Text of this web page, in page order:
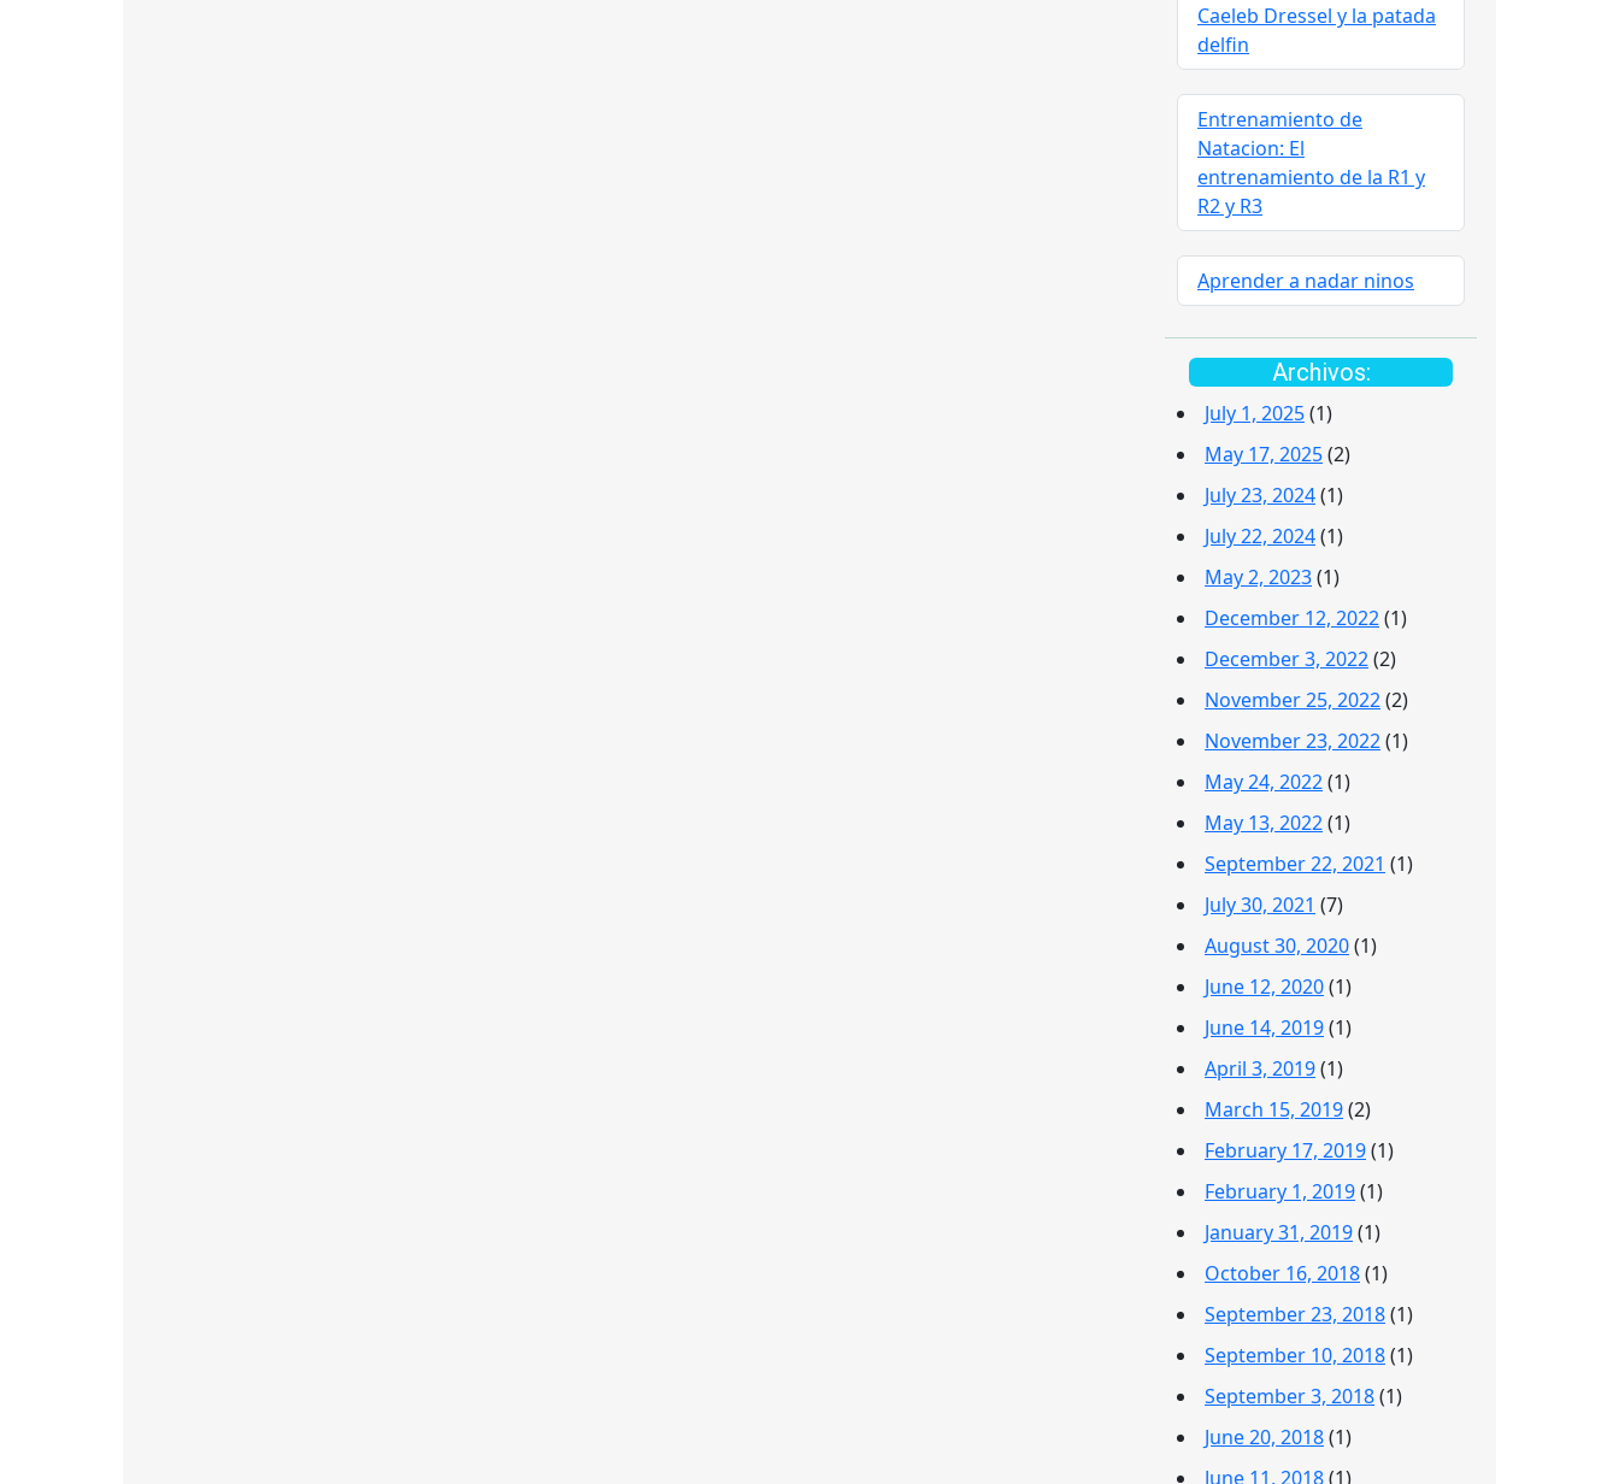
Caeleb Dressel y la patada
delfin
Entrenamiento de
Natacion: El
entrenamiento de la R1 y
R2 y R3
Aprender a nadar ninos
Archivos:
July 1, 2025(1)
May 17, 2025(2)
July 23, 2024(1)
July 22, 2024(1)
May 2, 2023(1)
December 12, 2022(1)
December 3, 2022(2)
November 25, 2022(2)
November 23, 2022(1)
May 24, 2022(1)
May 13, 2022(1)
September 22, 2021 (1)
July 30, 2021 (7)
August 30, 2020(1)
June 12, 2020(1)
June 14, 2019(1)
April 3, 2019(1)
March 15, 2019(2)
February 17, 2019(1)
February 1, 2019(1)
January 31, 2019(1)
October 16, 2018(1)
September 23, 2018(1)
September 10, 2018(1)
September 3, 2018(1)
June 20, 2018(1)
June 11, 2018(1)